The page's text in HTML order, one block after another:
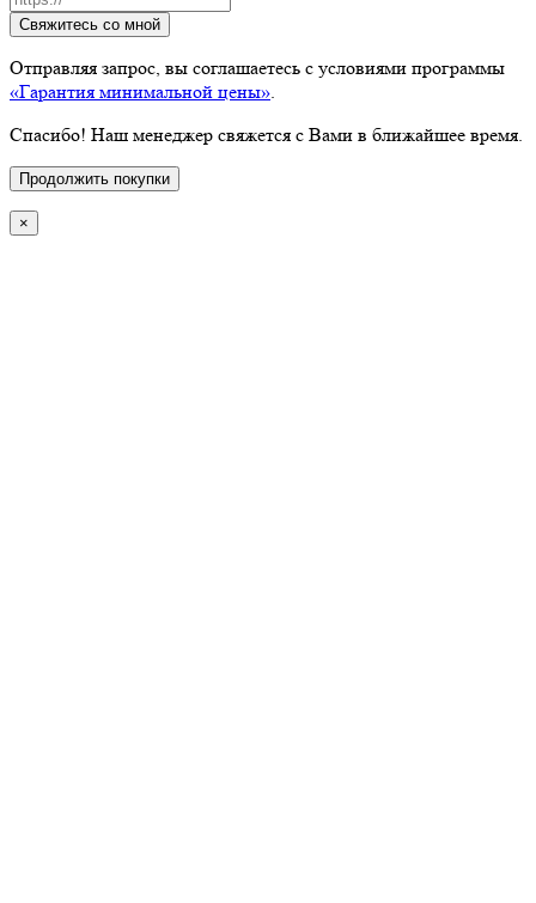
Свяжитесь со мной
Отправляя запрос, вы соглашаетесь с условиями программы
«Гарантия минимальной цены»
Спасибо! Наш менеджер свяжется с Вами в ближайшее время.
Продолжить покупки
×